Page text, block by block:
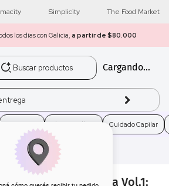
Simplicity The Food Market
los días con Galicia, a partir de $80.000
Cargando...
Electro Belleza Cuidado Capilar
Acf by Dadatina Vol.1: